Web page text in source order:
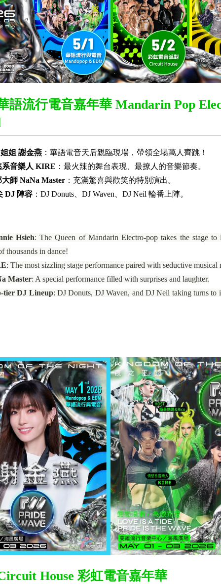
語流行電音嘉年華 Mandarin Pop
姐 謝金燕 ：華語電音天后親臨現場，帶領全場萬人齊跳！
系音樂人 KIRE ：最火辣的舞台表現、最撩人的音樂節奏。
師 NaNa Master ：充滿驚喜與歡笑的特別演出。
DJ 陣容 ：DJ Donuts、DJ Waven、DJ Neil 輪番上陣。
Hsieh: The Queen of Mandarin Electro-pop takes the stage to
thousands in dance!
: The most sizzling stage performance paired with seductive musical
Master: A special performance filled with surprises and laughter.
tier DJ Lineup: DJ Donuts, DJ Waven, and DJ Neil taking turns to
House 彩虹電音嘉年華